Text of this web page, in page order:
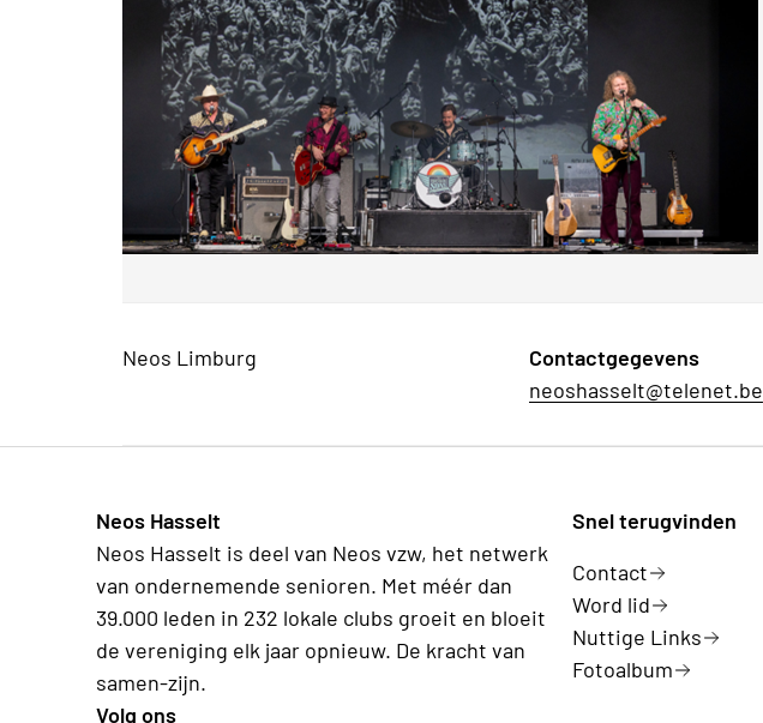
Neos Limburg
Contactgegevens
neoshasselt@telenet.be
Neos Hasselt
Neos Hasselt is deel van Neos vzw, het netwerk
van ondernemende senioren. Met méér dan
39.000 leden in 232 lokale clubs groeit en bloeit
de vereniging elk jaar opnieuw. De kracht van
samen-zijn.
Volg ons
Snel terugvinden
Contact
Word lid
Nuttige Links
Fotoalbum